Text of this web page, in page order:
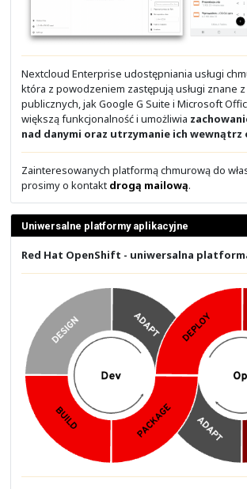
- Wstępna konfiguracja i weryfikacja
- Dostęp do urządzenia
- Konfiguracja SSH
- Odzyskiwanie haseł
Moduł 2: Przełączanie w sieci LAN
- Ethernet Switching
- VLAN
- Trunk
- Spanning Tree Protocol
- STP TCN
Moduł 3: Routing w sieci IP
- Protokół IP i adresacja
- Podstawy routingu IP
- Inter-VLAN Routing
- ACL (Access Control List)
- NAT/PAT
Moduł 4: Dodatkowe usługi w sieci IP
- CDP (Cisco Discovery Protocol)
- NTP (Network Time Protocol)